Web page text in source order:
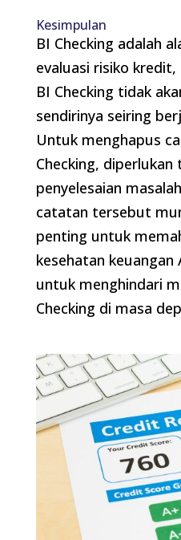
Kesimpulan
BI Checking adalah
evaluasi risiko
BI Checking tidak
sendirinya seiring
Untuk menghapus
Checking,
penyelesaian
catatan tersebut
penting untuk
kesehatan keuangan
untuk menghindari
Checking di masa